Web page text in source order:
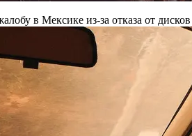
в Мексике из-за отказа от дисков